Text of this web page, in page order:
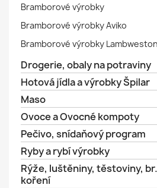
Bramborové výrobky
Bramborové výrobky Aviko
Bramborové výrobky Lambweston
Drogerie, obaly na potraviny
Hotová jídla a výrobky Špilar
Maso
Ovoce a Ovocné kompoty
Pečivo, snídaňový program
Ryby a rybí výrobky
Rýže, luštěniny, těstoviny,
koření